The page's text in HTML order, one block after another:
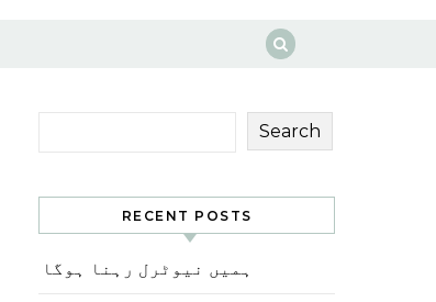
Search
RECENT POSTS
ہمیں نیوٹرل رہنا ہوگا